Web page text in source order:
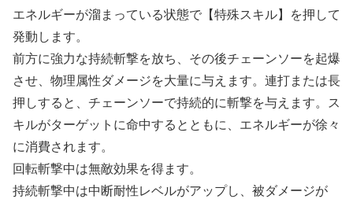
エネルギーが溜まっている状態で【特殊スキル】を押して
発動します。
前方に強力な持続斬撃を放ち、その後チェーンソーを起爆
させ、物理属性ダメージを大量に与えます。連打または長
押しすると、チェーンソーで持続的に斬撃を与えます。ス
キルがターゲットに命中するとともに、エネルギーが徐々
に消費されます。
回転斬撃中は無敵効果を得ます。
持続斬撃中は中断耐性レベルがアップし、被ダメージが